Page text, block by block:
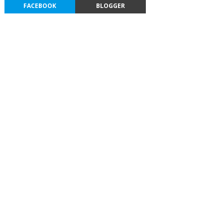
FACEBOOK BLOGGER